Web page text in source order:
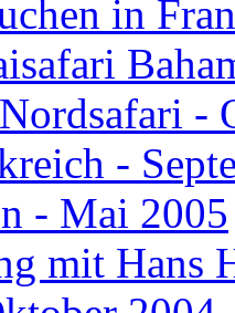
in
-
-
- Mai 2005
mit Hans